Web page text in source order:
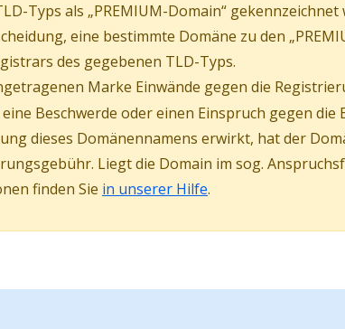
Typs als „PREMIUM-Domain“
eine bestimmte Domäne zu den
des gegebenen TLD-Typs.
Marke Einwände gegen die
Beschwerde oder einen Einspruch gegen die
dieses Domänennamens erwirkt, hat der
Liegt die Domain im sog.
finden Sie in unserer Hilfe.